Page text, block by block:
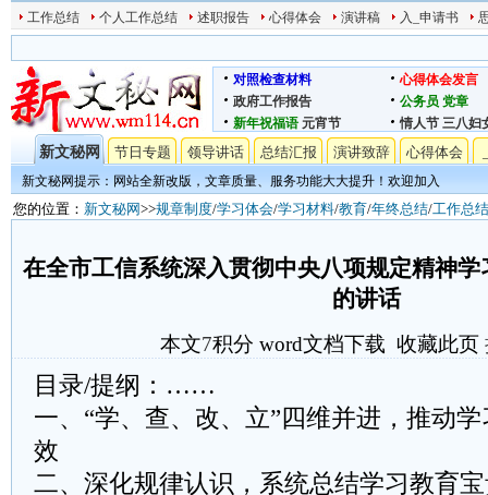
工作总结 个人工作总结 述职报告 心得体会 演讲稿 入_申请书
对照检查材料
心得体会发言
政府工作报告
公务员 党章
新年祝福语 元宵节 情人节 三八妇
新文秘网 节日专题 领导讲话 总结汇报 演讲致辞 心得体会
新文秘网提示：网站全新改版，文章质量、服务功能大大提升！欢迎加入
您的位置： 新文秘网>>规章制度/学习体会/学习材料/教育/年终总结/工作总结
在全市工信系统深入贯彻中央八项规定精神
的讲话
本文7积分 word文档下载 收藏此页
目录/提纲：……
一、“学、查、改、立”四维并进，推动
效
二、深化规律认识，系统总结学习教育